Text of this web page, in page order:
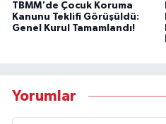
TBMM'de Çocuk Koruma
Kanunu Teklifi Görüşüldü:
Genel Kurul Tamamlandı!
Yorumlar